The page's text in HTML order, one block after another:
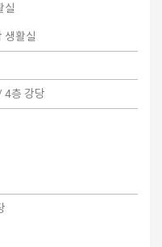
실
생활실
4층 강당